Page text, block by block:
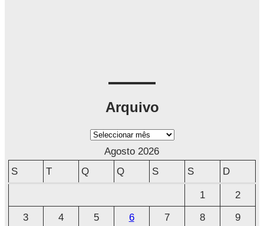
Arquivo
A
v
Agosto 2026
S
T Q Q S S D
1
2
3
4 5 6 7 8
9